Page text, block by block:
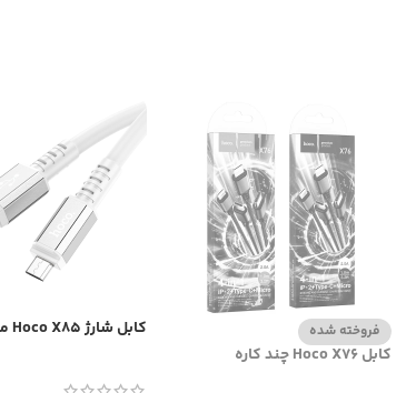
فروخته شده
کابل Hoco X76 چند کاره
کابل شارژ Hoco X85 میکرو